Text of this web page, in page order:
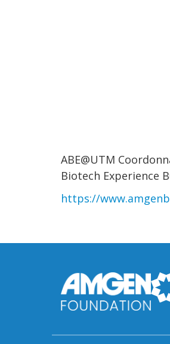
ABE@UTM
Biotech Experience
https://